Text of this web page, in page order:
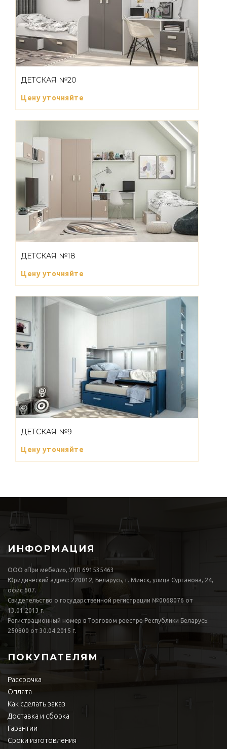
ДЕТСКАЯ №20
Цену уточняйте
ДЕТСКАЯ №18
Цену уточняйте
ДЕТСКАЯ №9
Цену уточняйте
ИНФОРМАЦИЯ
ООО «При мебели», УНП 691535463
Юридический адрес: 220012, Беларусь, г. Минск, улица Сурганова, 24,
офис 607.
Свидетельство о государственной регистрации №0068076 от
13.01.2013 г.
Регистрационный номер в Торговом реестре Республики Беларусь:
250800 от 30.04.2015 г.
ПОКУПАТЕЛЯМ
Рассрочка
Оплата
Как сделать заказ
Доставка и сборка
Гарантии
Сроки изготовления